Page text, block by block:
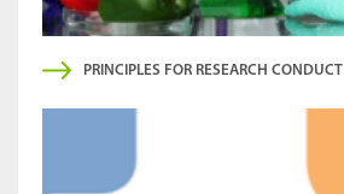
PRINCIPLES FOR RESEARCH CONDUCT